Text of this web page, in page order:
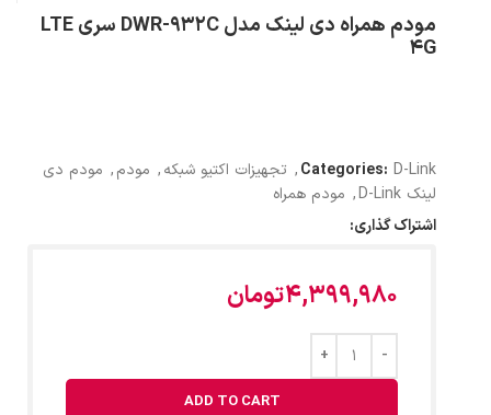
مودم همراه دی لینک مدل DWR-932C سری LTE
4G
Categories: D-Link
, تجهیزات اکتیو شبکه, مودم, مودم دی
لینک D-Link
, مودم همراه
اشتراک گذاری:
4,399,980تومان
ADD TO CART